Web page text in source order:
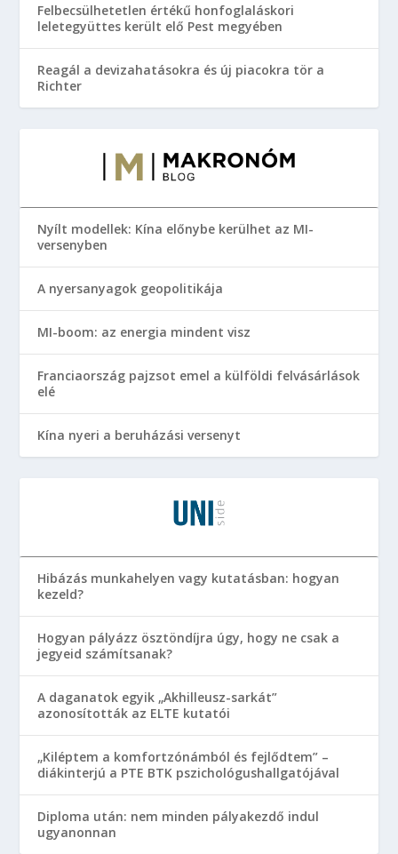
Felbecsülhetetlen értékű honfoglaláskori
leletegyüttes került elő Pest megyében
Reagál a devizahatásokra és új piacokra tör a
Richter
Nyílt modellek: Kína előnybe kerülhet az MI-
versenyben
A nyersanyagok geopolitikája
MI-boom: az energia mindent visz
Franciaország pajzsot emel a külföldi felvásárlások
elé
Kína nyeri a beruházási versenyt
Hibázás munkahelyen vagy kutatásban: hogyan
kezeld?
Hogyan pályázz ösztöndíjra úgy, hogy ne csak a
jegyeid számítsanak?
A daganatok egyik „Akhilleusz-sarkát”
azonosították az ELTE kutatói
„Kiléptem a komfortzónámból és fejlődtem” –
diákinterjú a PTE BTK pszichológushallgatójával
Diploma után: nem minden pályakezdő indul
ugyanonnan